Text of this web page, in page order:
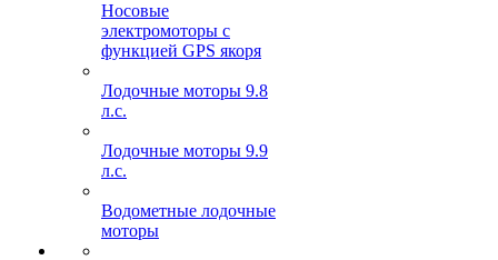
Носовые
электромоторы с
функцией GPS якоря
Лодочные моторы 9.8
л.с.
Лодочные моторы 9.9
л.с.
Водометные лодочные
моторы